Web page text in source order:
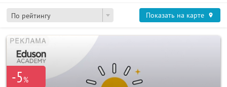
По рейтингу Показать на карте
-5%